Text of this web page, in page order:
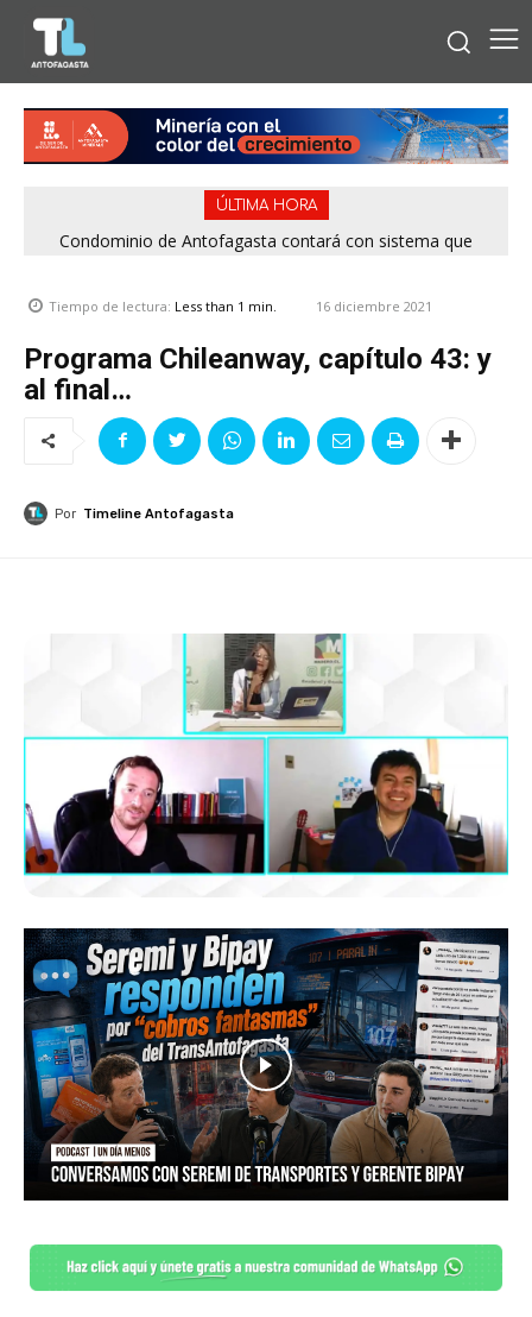
ÚLTIMA HORA
Condominio de Antofagasta contará con sistema que
Tiempo de lectura: Less than 1 min. 16 diciembre 2021
Programa Chileanway, capítulo 43: y
al final…
Por Timeline Antofagasta